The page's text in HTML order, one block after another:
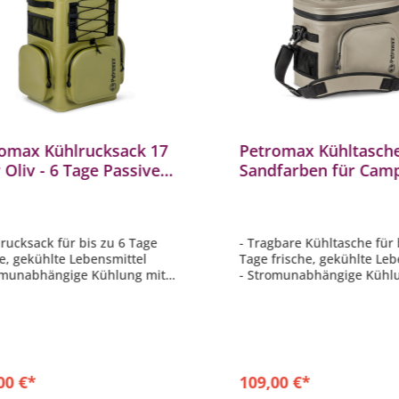
Kühlrucksack 17
- 6 Tage Passive
für bis zu 6 Tage
gekühlte Lebensmittel
Kühlung mit
Brustgurt
€*
Petromax
Sandfarben für
- Tragbare Kühltasche für
Tage frische, gekühlte
- Stromunabhängige
- Max. Füllvolumen von 8
109,00 €*